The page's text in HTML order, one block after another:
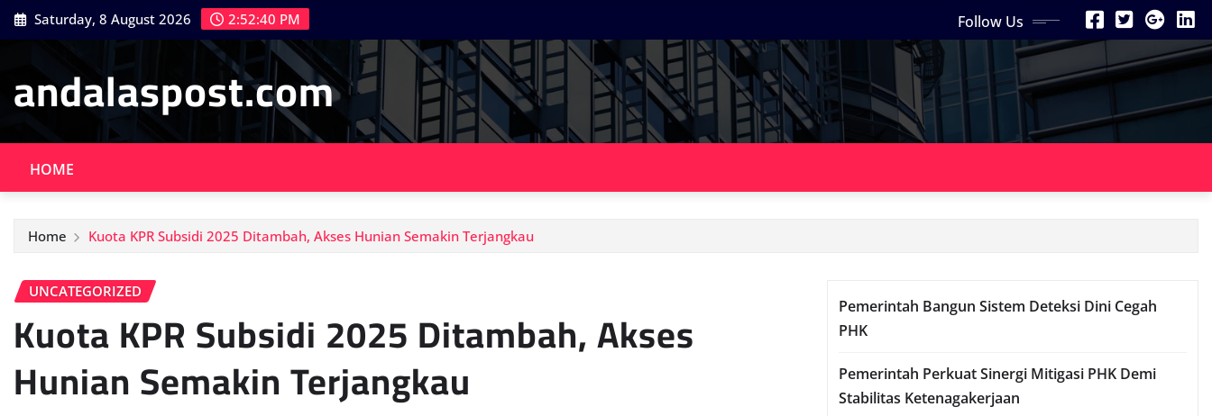
Skip
to
Saturday, 8 August 2026 2:52:41 PM Follow Us
andalaspost.com
HOME
Home Kuota KPR Subsidi 2025 Ditambah, Akses Hunian Semakin Terjangkau
UNCATEGORIZED
Kuota KPR Subsidi 2025 Ditambah, Akses
Hunian Semakin Terjangkau
Pemerintah Bangun Sistem Deteksi Dini Cegah
PHK
Pemerintah Perkuat Sinergi Mitigasi PHK Demi
Stabilitas Ketenagakerjaan